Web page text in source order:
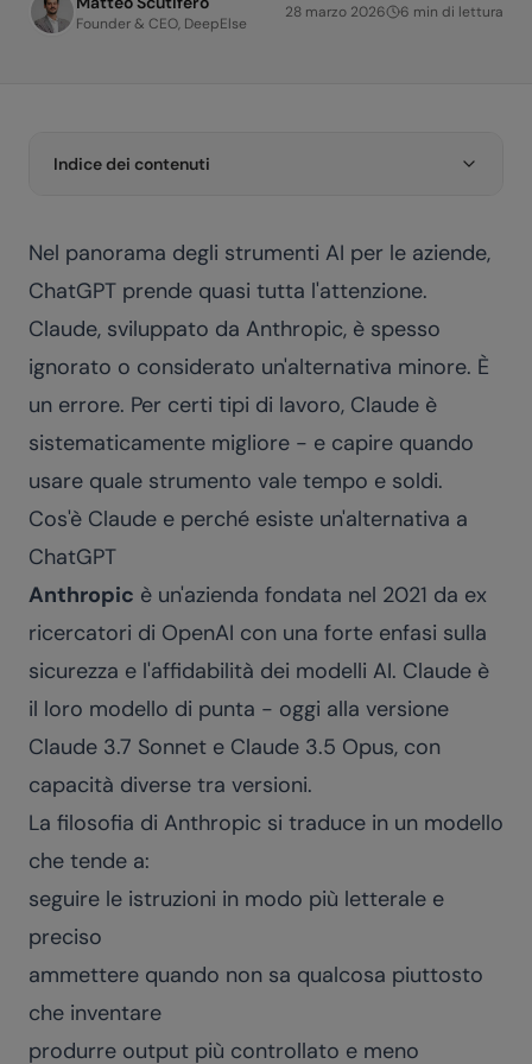
Founder & CEO, DeepElse
28 marzo 2026 6 min di lettura
Indice dei contenuti
Nel panorama degli strumenti AI per le aziende,
ChatGPT prende quasi tutta l'attenzione.
Claude, sviluppato da Anthropic, è spesso
ignorato o considerato un'alternativa minore. È
un errore. Per certi tipi di lavoro, Claude è
sistematicamente migliore - e capire quando
usare quale strumento vale tempo e soldi.
Cos'è Claude e perché esiste un'alternativa a
ChatGPT
Anthropic è un'azienda fondata nel 2021 da ex
ricercatori di OpenAI con una forte enfasi sulla
sicurezza e l'affidabilità dei modelli AI. Claude è
il loro modello di punta - oggi alla versione
Claude 3.7 Sonnet e Claude 3.5 Opus, con
capacità diverse tra versioni.
La filosofia di Anthropic si traduce in un modello
che tende a:
seguire le istruzioni in modo più letterale e
preciso
ammettere quando non sa qualcosa piuttosto
che inventare
produrre output più controllato e meno